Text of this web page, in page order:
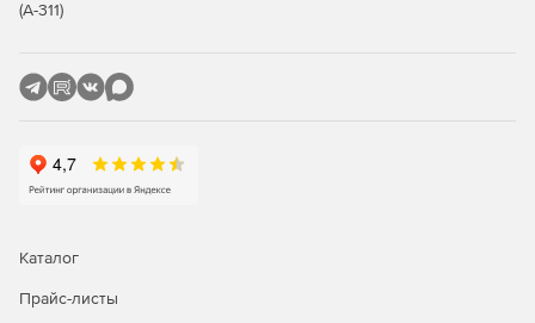
(А-311)
Каталог
Прайс-листы